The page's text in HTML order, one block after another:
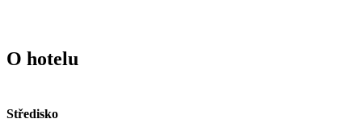
O hotelu
Středisko